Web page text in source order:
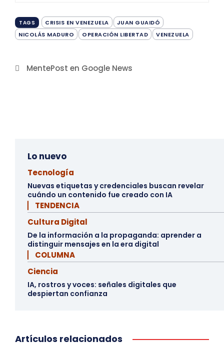
TAGS CRISIS EN VENEZUELA
JUAN GUAIDÓ
NICOLÁS MADURO
OPERACIÓN LIBERTAD VENEZUELA
MentePost en Google News
Lo nuevo
Tecnología
Nuevas etiquetas y credenciales buscan revelar
cuándo un contenido fue creado con IA
▏ TENDENCIA
Cultura Digital
De la información a la propaganda: aprender a
distinguir mensajes en la era digital
▏ COLUMNA
Ciencia
IA, rostros y voces: señales digitales que
despiertan confianza
Artículos relacionados